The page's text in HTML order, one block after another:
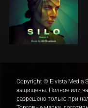
Copyright © Elvista Media
защищены. Полное или
разрешено только при